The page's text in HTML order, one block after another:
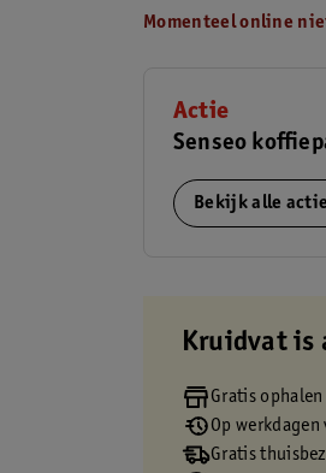
Momenteel online
Actie
Senseo
Bekijk alle
Kruidvat is
Gratis
Op
Gratis